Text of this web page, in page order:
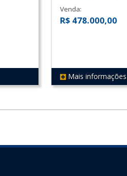
REF 434
Venda:
R$ 478.000,00
Mais informações